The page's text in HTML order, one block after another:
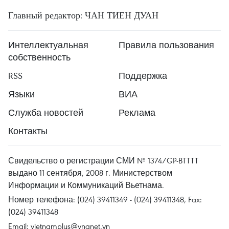
Главный редактор: ЧАН ТИЕН ДУАН
Интеллектуальная
собственность
Правила пользования
RSS
Поддержка
Языки
ВИА
Служба новостей
Реклама
Контакты
Свидельство о регистрации СМИ № 1374/GP-BTTTT
выдано 11 сентября, 2008 г. Министерством
Информации и Коммуникаций Вьетнама.
Номер телефона: (024) 39411349 - (024) 39411348, Fax:
(024) 39411348
Email: vietnamplus@vnanet.vn